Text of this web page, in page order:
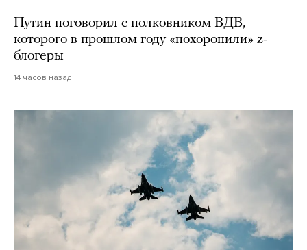
Путин поговорил с полковником ВДВ,
которого в прошлом году «похоронили» z-
блогеры
14 часов назад